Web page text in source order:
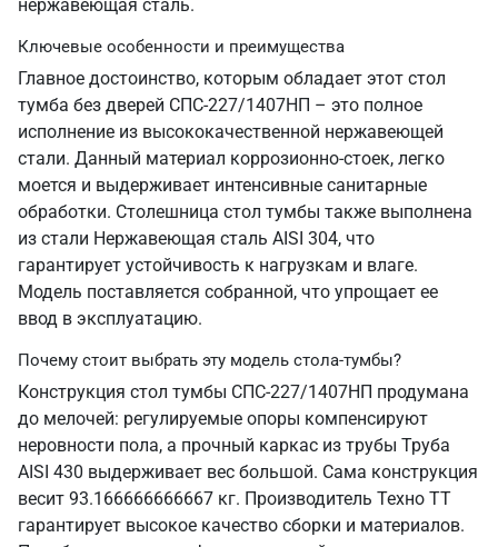
нержавеющая сталь.
Ключевые особенности и преимущества
Главное достоинство, которым обладает этот стол
тумба без дверей СПС-227/1407НП – это полное
исполнение из высококачественной нержавеющей
стали. Данный материал коррозионно-стоек, легко
моется и выдерживает интенсивные санитарные
обработки. Столешница стол тумбы также выполнена
из стали Нержавеющая сталь AISI 304, что
гарантирует устойчивость к нагрузкам и влаге.
Модель поставляется собранной, что упрощает ее
ввод в эксплуатацию.
Почему стоит выбрать эту модель стола-тумбы?
Конструкция стол тумбы СПС-227/1407НП продумана
до мелочей: регулируемые опоры компенсируют
неровности пола, а прочный каркас из трубы Труба
AISI 430 выдерживает вес большой. Сама конструкция
весит 93.166666666667 кг. Производитель Техно ТТ
гарантирует высокое качество сборки и материалов.